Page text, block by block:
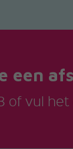
een
of vul